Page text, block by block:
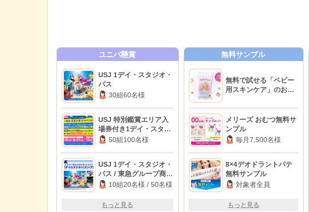
ユニバ懸賞
USJ 1デイ・スタジオ・
パス
30組60名様
USJ 特別鑑賞エリア入
場券付き1デイ・スタジ
オ・パス
50組100名様
USJ 1デイ・スタジオ・
パス / 東急グループ商品
券 2,000円分
10組20名様 / 50名様
もっと見る
無料サンプル
無料で試せる「ベビー
用スキンケア」のお得
メリーズ おむつ無料サ
ンプル
毎月7,500名様
8×4デオドラントパテ
無料サンプル
対象者全員
もっと見る